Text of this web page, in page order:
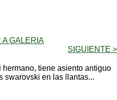
A GALERIA
SIGUIENTE >
tiene asiento antiguo
swarovski en las llantas...